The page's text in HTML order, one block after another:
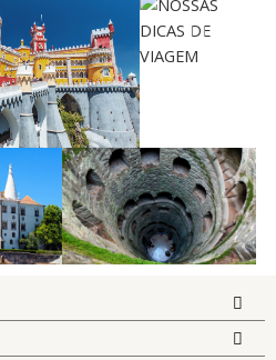
PALÁCIO NACIONAL DE QUELUZ
DA PENA
NOSSAS DICAS
DE VIAGEM